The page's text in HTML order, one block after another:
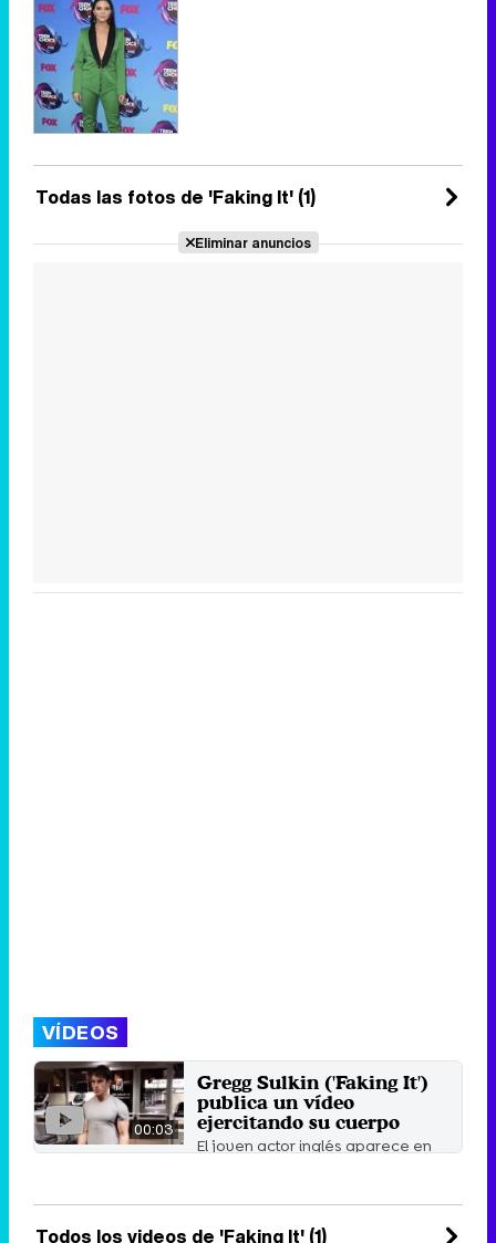
Todas las fotos de 'Faking It' (1)
Eliminar anuncios
VÍDEOS
00:03
Gregg Sulkin ('Faking It')
publica un vídeo
ejercitando su cuerpo
El joven actor inglés aparece en
18 de enero 2017
Todos los videos de 'Faking It' (1)